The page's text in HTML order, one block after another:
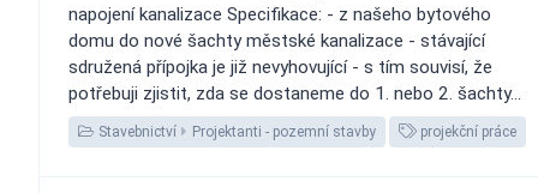
napojení kanalizace Specifikace: - z našeho bytového
domu do nové šachty městské kanalizace - stávající
sdružená přípojka je již nevyhovující - s tím souvisí, že
potřebuji zjistit, zda se dostaneme do 1. nebo 2. šachty...
Stavebnictví Projektanti - pozemní stavby projekční práce